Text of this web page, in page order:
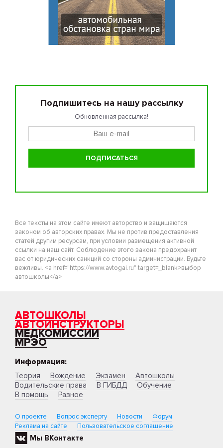
Подпишитесь на нашу рассылку
Обновленная рассылка!
Все тексты на этом сайте имеют авторство и защищаются
законом об авторских правах. Мы не против предоставления
статей другим ресурсам, при условии размещения активной
ссылки на наш сайт. Соблюдение этого закона предохранит
вас от юридических санкций со стороны администрации. Будьте
вежливы. <a href="https://www.avtogai.ru" target=_blank>выбор
автошколы</a>
АВТОШКОЛЫ
АВТОИНСТРУКТОРЫ
МЕДКОМИССИИ
МРЭО
Информация:
Теория
Вождение Экзамен
Автошколы
Водительские права
В ГИБДД
Обучение
В помощь
Разное
О проекте Вопрос эксперту Новости
Форум
Реклама на сайте
Пользовательское соглашение
Мы ВКонтакте